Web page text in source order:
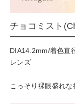
チョコミスト
DIA14.2mm/着色直
レンズ
こっそり裸眼盛れ